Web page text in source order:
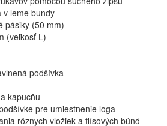
v leme bundy
pásiky (50 mm)
(veľkosť L)
podšívka
kapucňu
pre umiestnenie loga
rôznych vložiek a flísových búnd